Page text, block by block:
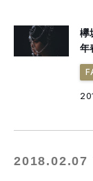
欅
年
2018.02.07